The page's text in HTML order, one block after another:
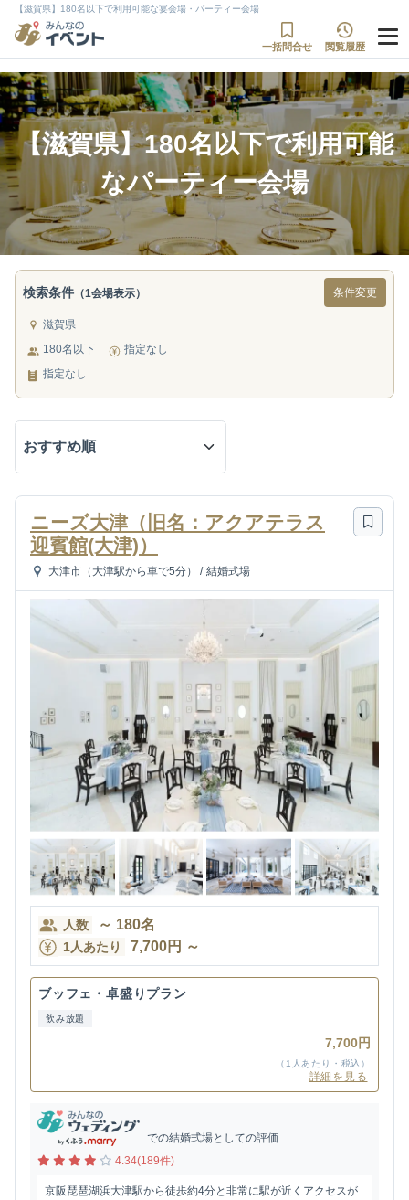
【滋賀県】180名以下で利用可能な宴会場・パーティー会場
一括問合せ 閲覧履歴
【滋賀県】180名以下で利用可能
なパーティー会場
検索条件 （1会場表示） 条件変更
滋賀県
180名以下
指定なし
指定なし
ニーズ大津（旧名：アクアテラス
迎賓館(大津)）
大津市（大津駅から車で5分） / 結婚式場
人数 ～ 180名
1人あたり 7,700円 ～
ブッフェ・卓盛りプラン
飲み放題
7,700円
（1人あたり・税込）
詳細を見る
での結婚式場としての評価
4.34(189件)
京阪琵琶湖浜大津駅から徒歩約4分と非常に駅が近くアクセスが